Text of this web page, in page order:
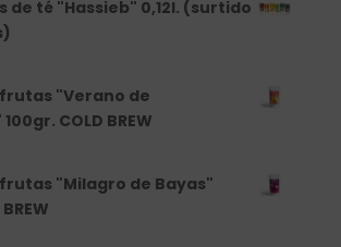
de té "Hassieb" 0,12l. (surtido
"Verano de
COLD BREW
"Milagro de Bayas"